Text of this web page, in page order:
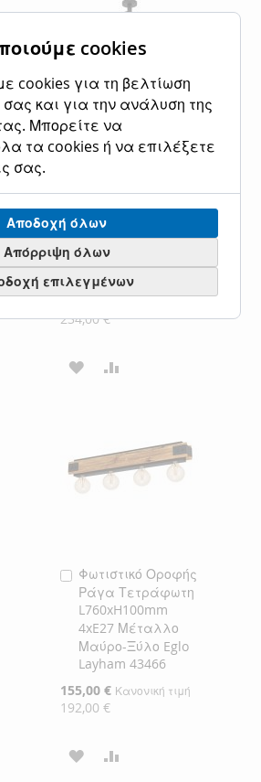
Ø615xH1300mm
3xE27 Μέταλλο
Μαύρο-Ξύλο Eglo
Basildon 43463
Ειδική
Τιμή
189,00 €
234,00 €
ΠΡΟΣΘΉΚΗ
ΕΠΙΘΥΜΙΏΝ
Φωτιστικό Οροφής
Ράγα Τετράφωτη
L760xH100mm
4xE27 Μέταλλο
Μαύρο-Ξύλο Eglo
Layham 43466
Ειδική
Τιμή
155,00 € Κανονική τιμή
192,00 €
Προσθήκη
στο
Καλάθι
ΠΡΟΣΘΉΚΗ
cookies
cookies για τη βελτίωση
και για την ανάλυση της
Μπορείτε να
τα cookies ή να επιλέξετε
σας.
Αποδοχή όλων
Απόρριψη όλων
επιλεγμένων